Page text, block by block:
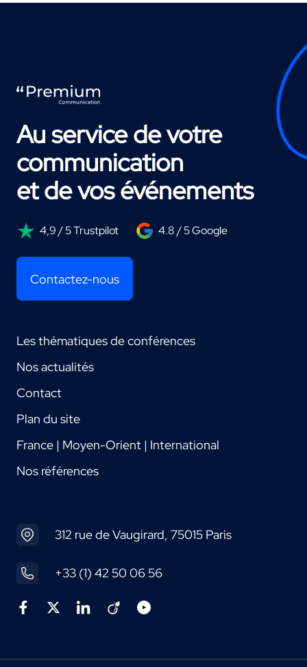
Au service de votre
communication
et de vos événements
4,9 / 5 Trustpilot 4.8 / 5 Google
Contactez-nous
Les thématiques de conférences
Nos actualités
Contact
Plan du site
France | Moyen-Orient | International
Nos références
312 rue de Vaugirard, 75015 Paris
+33 (1) 42 50 06 56